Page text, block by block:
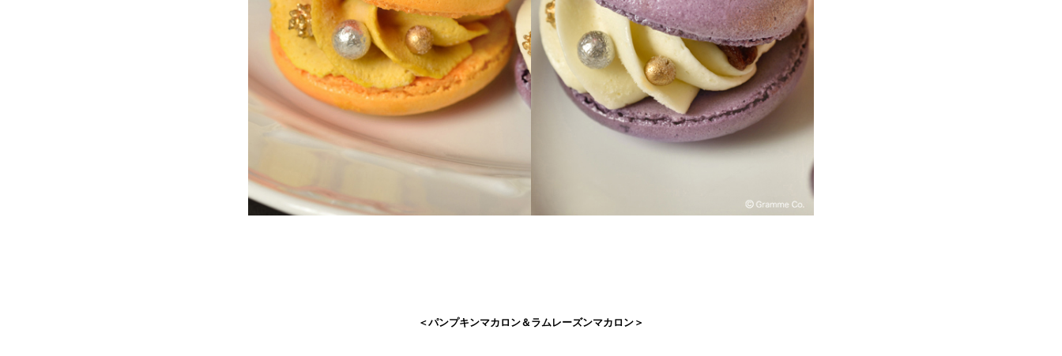
＜パンプキンマカロン＆ラムレーズンマカロン＞